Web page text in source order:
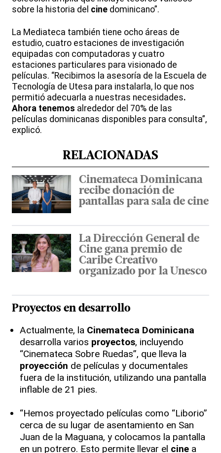
sobre la historia del cine dominicano”.
La Mediateca también tiene ocho áreas de
estudio, cuatro estaciones de investigación
equipadas con computadoras y cuatro
estaciones particulares para visionado de
películas. “Recibimos la asesoría de la Escuela de
Tecnología de Utesa para instalarla, lo que nos
permitió adecuarla a nuestras necesidades.
Ahora tenemos alrededor del 70% de las
películas dominicanas disponibles para consulta”,
explicó.
RELACIONADAS
Cinemateca Dominicana
recibe donación de
pantallas para sala de cine
La Dirección General de
Cine gana premio de
Caribe Creativo
organizado por la Unesco
Proyectos en desarrollo
Actualmente, la Cinemateca Dominicana
desarrolla varios proyectos, incluyendo
“Cinemateca Sobre Ruedas”, que lleva la
proyección de películas y documentales
fuera de la institución, utilizando una pantalla
inflable de 21 pies.
“Hemos proyectado películas como “Liborio”
cerca de su lugar de asentamiento en San
Juan de la Maguana, y colocamos la pantalla
en un potrero. Esto permite llevar el cine a